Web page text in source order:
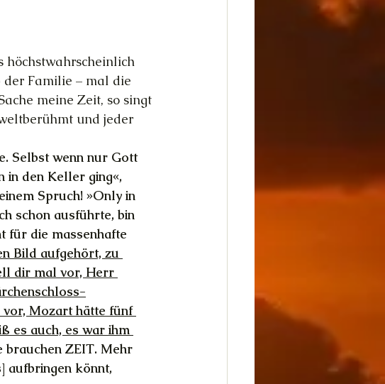
höchstwahrscheinlich
Familie – mal die
meine Zeit, so singt
und jeder
Selbst wenn nur Gott
in den Keller ging«,
Spruch! »Only in
schon ausführte, bin
für die massenhafte
Bild aufgehört, zu
dir mal vor, Herr
Mozart hätte fünf
es auch, es war ihm
brauchen ZEIT. Mehr
aufbringen könnt,